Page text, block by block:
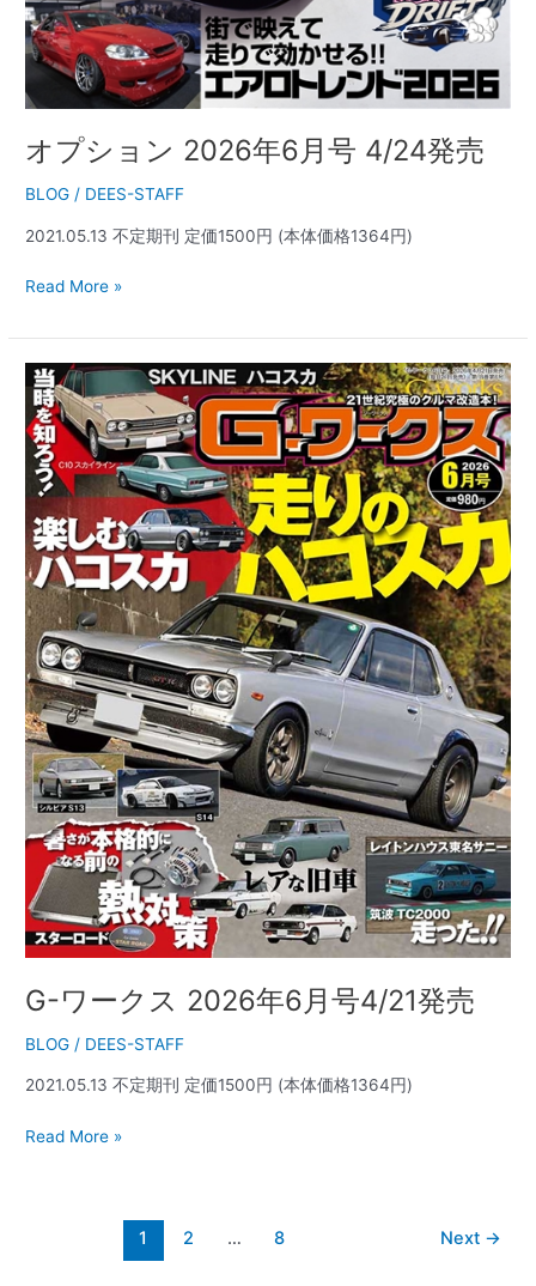
オプション 2026年6月号 4/24発売
BLOG / DEES-STAFF
2021.05.13 不定期刊 定価1500円 (本体価格1364円)
Read More »
G-ワークス 2026年6月号4/21発売
BLOG / DEES-STAFF
2021.05.13 不定期刊 定価1500円 (本体価格1364円)
G-
ワ
ー
ク
ス
2026
年
6
月
号
4/21
発
売
Read More »
1 2 … 8 Next →